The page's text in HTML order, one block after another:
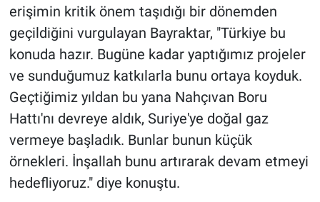
erişimin kritik önem taşıdığı bir dönemden
geçildiğini vurgulayan Bayraktar, "Türkiye bu
konuda hazır. Bugüne kadar yaptığımız projeler
ve sunduğumuz katkılarla bunu ortaya koyduk.
Geçtiğimiz yıldan bu yana Nahçıvan Boru
Hattı'nı devreye aldık, Suriye'ye doğal gaz
vermeye başladık. Bunlar bunun küçük
örnekleri. İnşallah bunu artırarak devam etmeyi
hedefliyoruz." diye konuştu.